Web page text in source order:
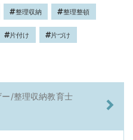
整理収納 整理整頓
片付け 片づけ
/整理収納教育士